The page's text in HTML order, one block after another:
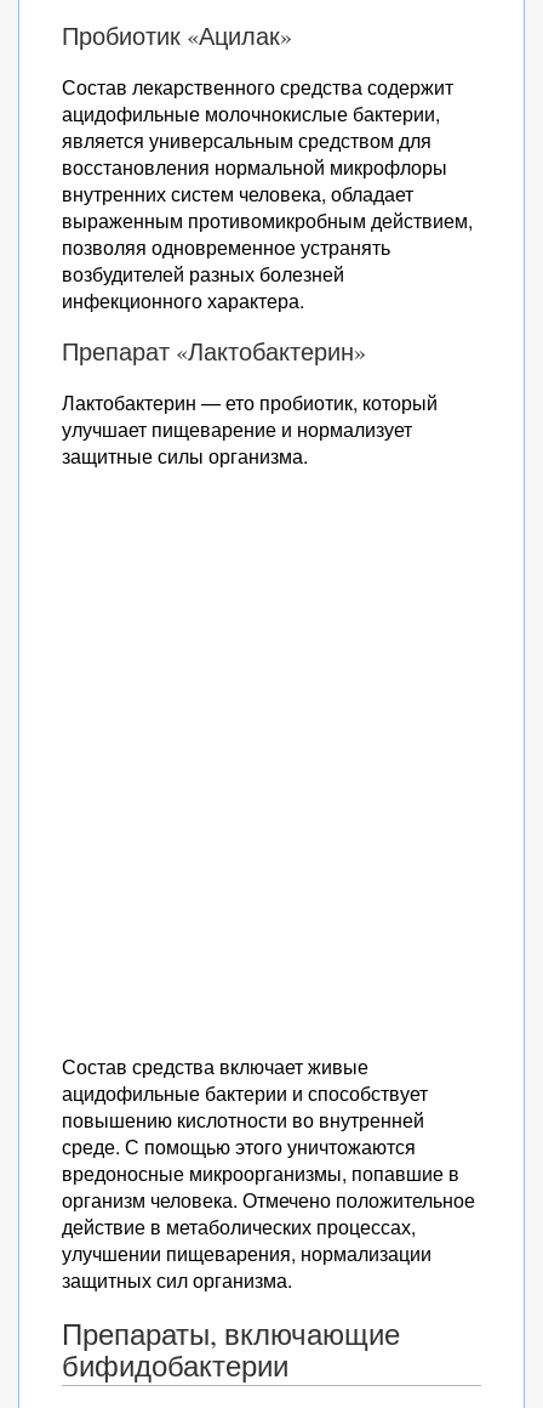
Пробиотик «Ацилак»
Состав лекарственного средства содержит
ацидофильные молочнокислые бактерии,
является универсальным средством для
восстановления нормальной микрофлоры
внутренних систем человека, обладает
выраженным противомикробным действием,
позволяя одновременное устранять
возбудителей разных болезней
инфекционного характера.
Препарат «Лактобактерин»
Лактобактерин — ето пробиотик, который
улучшает пищеварение и нормализует
защитные силы организма.
Состав средства включает живые
ацидофильные бактерии и способствует
повышению кислотности во внутренней
среде. С помощью этого уничтожаются
вредоносные микроорганизмы, попавшие в
организм человека. Отмечено положительное
действие в метаболических процессах,
улучшении пищеварения, нормализации
защитных сил организма.
Препараты, включающие
бифидобактерии